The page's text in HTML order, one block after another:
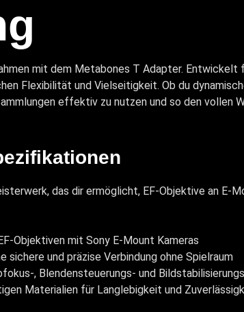
mit dem Metabones T Adapter. Entwickelt
Flexibilität und Vielseitigkeit. Ob du
effektiv zu nutzen und so den vollen
das dir ermöglicht, EF-Objektive an E-
Objektiven mit Sony E-Mount Kameras
und präzise Verbindung ohne Spielraum
, Blendensteuerungs- und
Materialien für Langlebigkeit und